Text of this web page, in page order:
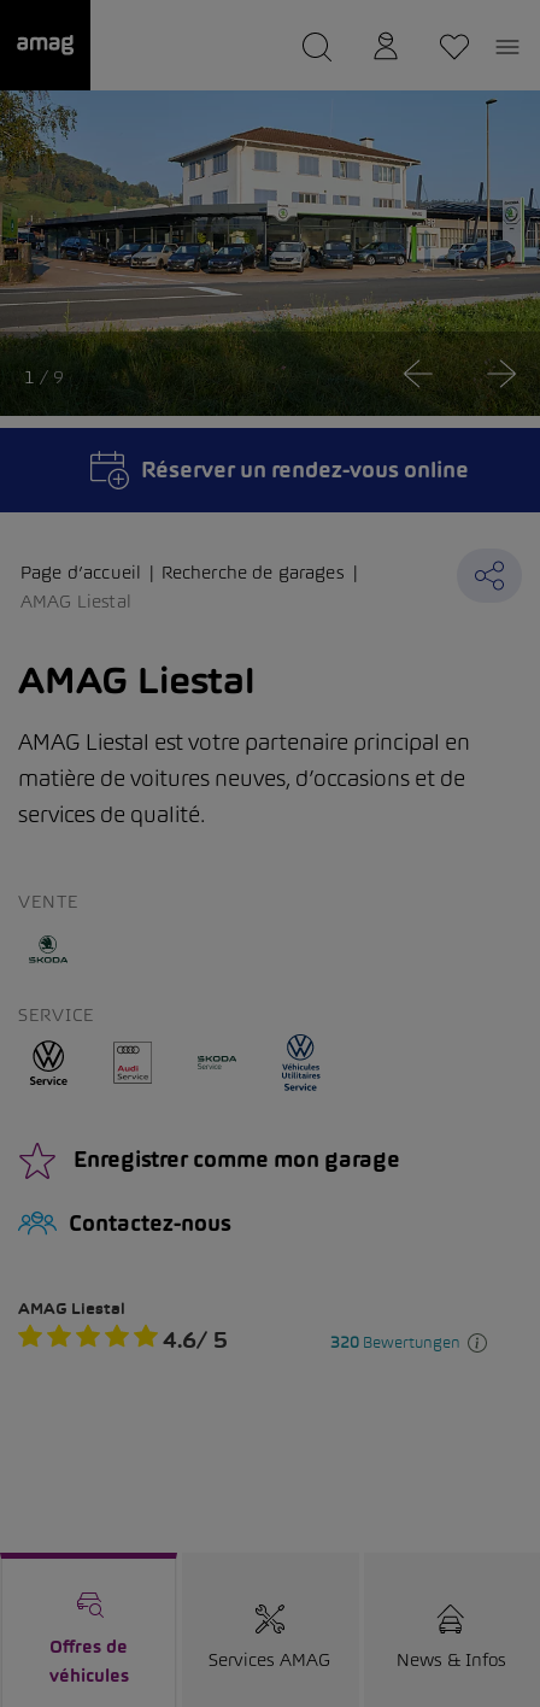
Page d’accueil
Recherche de garages
AMAG Liestal
AMAG Liestal
AMAG Liestal est votre partenaire principal en
matière de voitures neuves, d’occasions et de
services de qualité.
VENTE
SERVICE
Enregistrer comme mon garage
Contactez-nous
1 / 9
Réserver un rendez-vous online
Offres de
véhicules
Services AMAG News & Infos